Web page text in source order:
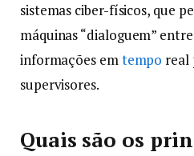
sistemas ciber-físicos, que
máquinas “dialoguem”
informações emtempo real
supervisores.
Quais são os